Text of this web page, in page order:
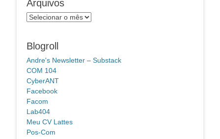
Arquivos
Arquivos
Blogroll
Andre's Newsletter – Substack
COM 104
CyberANT
Facebook
Facom
Lab404
Meu CV Lattes
Pos-Com